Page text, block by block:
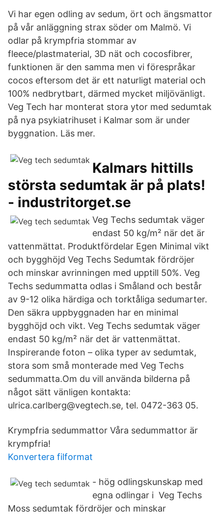
Vi har egen odling av sedum, ört och ängsmattor
på vår anläggning strax söder om Malmö. Vi
odlar på krympfria stommar av
fleece/plastmaterial, 3D nät och cocosfibrer,
funktionen är den samma men vi förespråkar
cocos eftersom det är ett naturligt material och
100% nedbrytbart, därmed mycket miljövänligt.
Veg Tech har monterat stora ytor med sedumtak
på nya psykiatrihuset i Kalmar som är under
byggnation. Läs mer.
Kalmars hittills
största sedumtak är på plats!
- industritorget.se
Veg Techs sedumtak väger
endast 50 kg/m² när det är
vattenmättat. Produktfördelar Egen Minimal vikt
och bygghöjd Veg Techs Sedumtak fördröjer
och minskar avrinningen med upptill 50%. Veg
Techs sedummatta odlas i Småland och består
av 9-12 olika härdiga och torktåliga sedumarter.
Den säkra uppbyggnaden har en minimal
bygghöjd och vikt. Veg Techs sedumtak väger
endast 50 kg/m² när det är vattenmättat.
Inspirerande foton – olika typer av sedumtak,
stora som små monterade med Veg Techs
sedummatta.Om du vill använda bilderna på
något sätt vänligen kontakta:
ulrica.carlberg@vegtech.se, tel. 0472-363 05.
Krympfria sedummattor Våra sedummattor är
krympfria!
Konvertera filformat
- hög odlingskunskap med
egna odlingar i Veg Techs
Moss sedumtak fördröjer och minskar